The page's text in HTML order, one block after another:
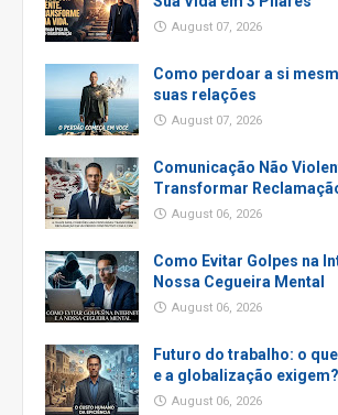
August 07, 2026
Como perdoar a si
suas relações
August 07, 2026
Comunicação Não
Transformar
August 06, 2026
Como Evitar Golpes na
Nossa Cegueira Mental
August 06, 2026
Futuro do trabalho: o
e a globalização exigem?
August 06, 2026